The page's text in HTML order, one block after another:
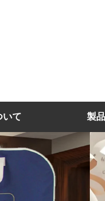
いて 製品